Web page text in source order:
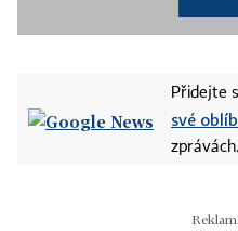
Přidejte
své
zprávách.